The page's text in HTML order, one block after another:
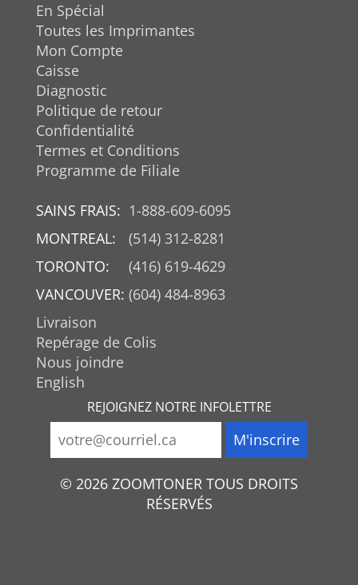
En Spécial
Toutes les Imprimantes
Mon Compte
Caisse
Diagnostic
Politique de retour
Confidentialité
Termes et Conditions
Programme de Filiale
SAINS FRAIS: 1-888-609-6095
MONTREAL:
(514) 312-8281
TORONTO:
(416) 619-4629
VANCOUVER: (604) 484-8963
Livraison
Repérage de Colis
Nous joindre
English
REJOIGNEZ NOTRE INFOLETTRE
© 2026 ZOOMTONER TOUS DROITS
RÉSERVÉS